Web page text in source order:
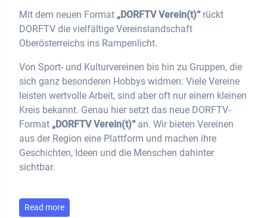
Mit dem neuen Format „DORFTV Verein(t)“rückt
DORFTV die vielfältige Vereinslandschaft
Oberösterreichs ins Rampenlicht.
Von Sport- und Kulturvereinen bis hin zu Gruppen, die
sich ganz besonderen Hobbys widmen: Viele Vereine
leisten wertvolle Arbeit, sind aber oft nur einem kleinen
Kreis bekannt. Genau hier setzt das neue DORFTV-
Format „DORFTV Verein(t)“an. Wir bieten Vereinen
aus der Region eine Plattform und machen ihre
Geschichten, Ideen und die Menschen dahinter
sichtbar.
Read more